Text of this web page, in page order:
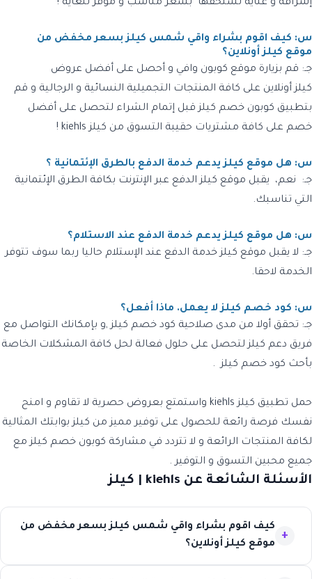
إشراقة و عناية تستحقها بسعر مناسب و موفر للغاية !
س: كيف اقوم بشراء واقي شمس كيلز بسعر مخفض من
موقع كيلز أونلاين؟
جـ: قم بزيارة موقع كوبون وافي و أحصل على أفضل عروض
كيلز أونلاين على كافة المنتجات التجميلية النسائية و الرجالية و قم
بتطبيق كوبون خصم كيلزقبل إتمام الشراء لتحصل على أفضل
خصم على كافة مشتريات حقيبة التسوق من كيلزkiehls
!
س: هل موقع كيلز يدعم خدمة الدفع بالطرق الإئتمانية ؟
جـ:
نعم، يقبل موقع كيلزالدفع عبر الإنترنت بكافة الطرق الإئتمانية
التي تناسبك.
س: هل موقع كيلز يدعم خدمة الدفع عند الاستلام؟
جـ: لا يقبل موقع كيلزخدمة الدفع عند الإستلام حاليا ربما سوف تتوفر
الخدمة لاحقا.
س: كود خصم كيلزلا يعمل. ماذا أفعل؟
جـ: تحقق أولا من مدى صلاحية كود خصم كيلز,و بإمكانك التواصل مع
فريق دعم كيلزلتحصل على حلول فعالة لحل كافة المشكلات الخاصة
بأحث كود خصم كيلز .
حمل تطبيق كيلز kiehls
واستمتع بعروض حصرية لا تقاوم و امنح
نفسك فرصة رائعة للحصول على توفير مميز من كيلزبوابتك المثالية
لكافة المنتجات الرائعة و لا تتردد في مشاركة كوبون خصم كيلزمع
جميع محبين التسوق و التوفير .
الأسئلة الشائعة عن kiehls | كيلز
كيف اقوم بشراء واقي شمس كيلز بسعر مخفض من
موقع كيلز أونلاين؟